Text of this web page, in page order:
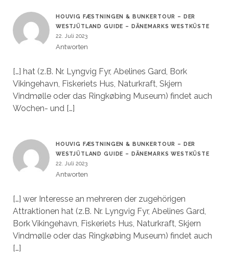
HOUVIG FÆSTNINGEN & BUNKERTOUR – DER
WESTJÜTLAND GUIDE – DÄNEMARKS WESTKÜSTE
22. Juli 2023
Antworten
[…] hat (z.B. Nr. Lyngvig Fyr, Abelines Gard, Bork
Vikingehavn, Fiskeriets Hus, Naturkraft, Skjern
Vindmølle oder das Ringkøbing Museum) findet auch
Wochen- und […]
HOUVIG FÆSTNINGEN & BUNKERTOUR – DER
WESTJÜTLAND GUIDE – DÄNEMARKS WESTKÜSTE
22. Juli 2023
Antworten
[…] wer Interesse an mehreren der zugehörigen
Attraktionen hat (z.B. Nr. Lyngvig Fyr, Abelines Gard,
Bork Vikingehavn, Fiskeriets Hus, Naturkraft, Skjern
Vindmølle oder das Ringkøbing Museum) findet auch
[…]